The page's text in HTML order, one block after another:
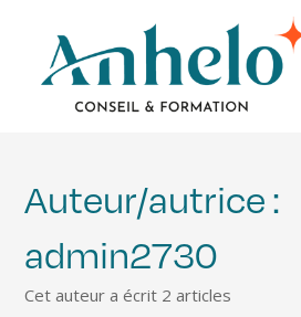
Auteur/autrice :
admin2730
Cet auteur a écrit 2 articles